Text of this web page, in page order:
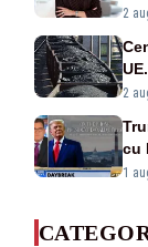
2
2
cu
tot
1